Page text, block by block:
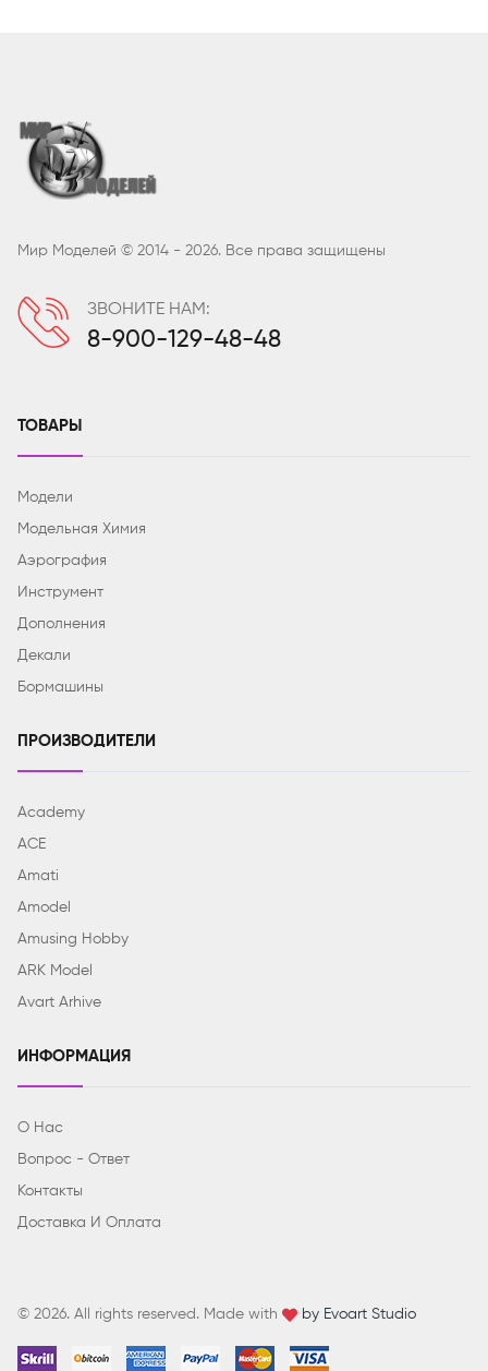
Мир Моделей © 2014 - 2026. Все права защищены
ЗВОНИТЕ НАМ:
8-900-129-48-48
ТОВАРЫ
Модели
Модельная Химия
Аэрография
Инструмент
Дополнения
Декали
Бормашины
ПРОИЗВОДИТЕЛИ
Academy
ACE
Amati
Amodel
Amusing Hobby
ARK Model
Avart Arhive
ИНФОРМАЦИЯ
О Нас
Вопрос - Ответ
Контакты
Доставка И Оплата
© 2026. All rights reserved. Made with by Evoart Studio